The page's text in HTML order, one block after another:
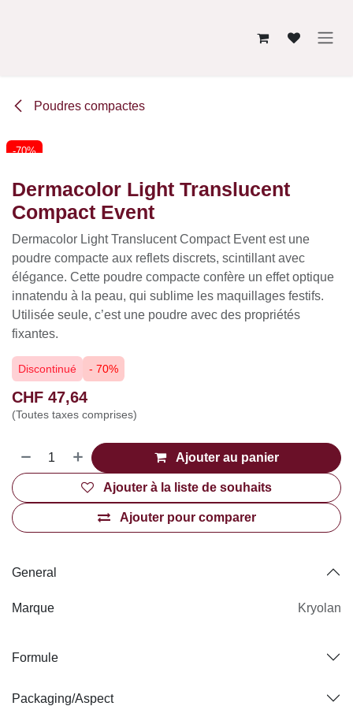
Poudres compactes
-70%
Dermacolor Light Translucent
Compact Event
Dermacolor Light Translucent Compact Event est une
poudre compacte aux reflets discrets, scintillant avec
élégance. Cette poudre compacte confère un effet optique
innatendu à la peau, qui sublime les maquillages festifs.
Utilisée seule, c’est une poudre avec des propriétés
fixantes.
Discontinué - 70%
CHF 47,64
(Toutes taxes comprises)
Ajouter au panier
Ajouter pour comparer
Ajouter à la liste de souhaits
General
Marque Kryolan
Formule
Packaging/Aspect